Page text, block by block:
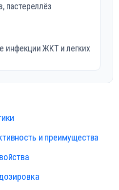
пастереллёз
инфекции ЖКТ и легких
и преимущества